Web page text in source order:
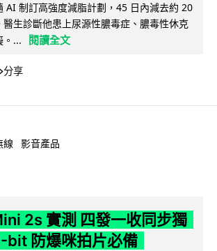
AI 制訂高強度減脂計劃，45 日內減去約 20
醫生診斷他患上尿源性膿毒症、膿毒性休克
。...
閱讀全文
分享
線 影音產品
2s 實測 四發一收同步獨
bit 防爆咪拍片必備